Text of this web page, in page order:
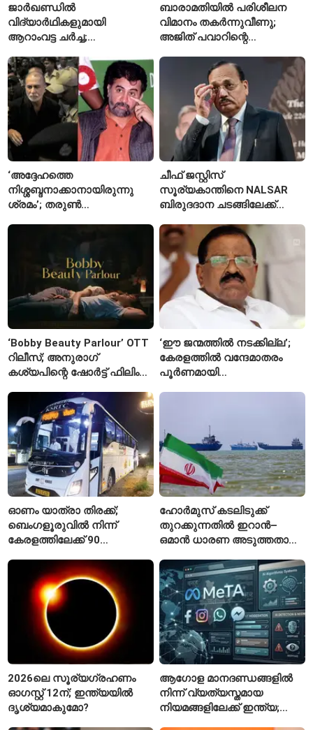
ജാർഖണ്ഡിൽ
വിദ്യാർഥികളുമായി
ആറാംവട്ട ചർച്ച;
ദിവസത്തിലേക്ക്
ബാരാമതിയിൽ പരിശീലന
വിമാനം തകർന്നുവീണു;
അജിത് പവാറിന്റെ
രണ്ടാമത്തെ സംഭവം
‘അദ്ദേഹത്തെ
നിശ്ശബ്ദനാക്കാനായിരുന്നു
ശ്രമം’; തരുണ്‍
കാരണമെന്ന് മകൾ
ചീഫ് ജസ്റ്റിസ്
സൂര്യകാന്തിനെ NALSAR
ബിരുദദാന ചടങ്ങിലേക്ക്
വിദ്യാർഥികളുടെ എതിർപ്പ്
‘Bobby Beauty Parlour’ OTT
റിലീസ്; അനുരാഗ്
കശ്യപിന്റെ ഷോർട്ട് ഫിലിം
‘ഈ ജന്മത്തിൽ നടക്കില്ല’;
കേരളത്തിൽ വന്ദേമാതരം
പൂർണമായി
ഓണം യാത്രാ തിരക്ക്;
ബെംഗളൂരുവിൽ നിന്ന്
കേരളത്തിലേക്ക് 90
ഹോർമുസ് കടലിടുക്ക്
തുറക്കുന്നതിൽ ഇറാൻ–
ഒമാൻ ധാരണ അടുത്തതായി;
ടെഹ്റാൻ
2026ലെ സൂര്യഗ്രഹണം
ഓഗസ്റ്റ് 12ന്; ഇന്ത്യയിൽ
ദൃശ്യമാകുമോ?
ആഗോള മാനദണ്ഡങ്ങളിൽ
നിന്ന് വ്യത്യസ്തമായ
നിയമങ്ങളിലേക്ക് ഇന്ത്യ;